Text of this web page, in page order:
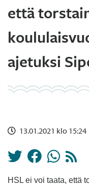
että
ajetuksi
13.01.2021 klo 15:24
HSL ei voi taata, että